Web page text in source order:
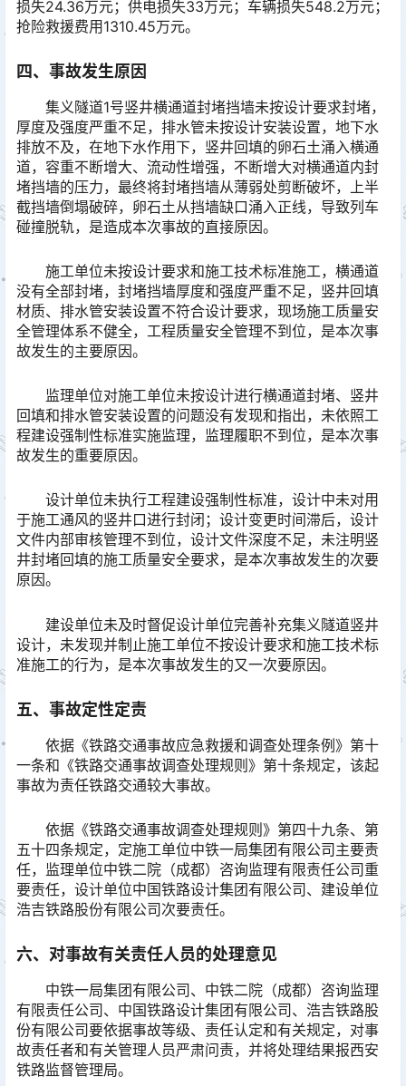
损失24.36万元；供电损失33万元；车辆损失548.2万元；
抢险救援费用1310.45万元。
四、事故发生原因
集义隧道1号竖井横通道封堵挡墙未按设计要求封堵，
厚度及强度严重不足，排水管未按设计安装设置，地下水
排放不及，在地下水作用下，竖井回填的卵石土涌入横通
道，容重不断增大、流动性增强，不断增大对横通道内封
堵挡墙的压力，最终将封堵挡墙从薄弱处剪断破坏，上半
截挡墙倒塌破碎，卵石土从挡墙缺口涌入正线，导致列车
碰撞脱轨，是造成本次事故的直接原因。
施工单位未按设计要求和施工技术标准施工，横通道
没有全部封堵，封堵挡墙厚度和强度严重不足，竖井回填
材质、排水管安装设置不符合设计要求，现场施工质量安
全管理体系不健全，工程质量安全管理不到位，是本次事
故发生的主要原因。
监理单位对施工单位未按设计进行横通道封堵、竖井
回填和排水管安装设置的问题没有发现和指出，未依照工
程建设强制性标准实施监理，监理履职不到位，是本次事
故发生的重要原因。
设计单位未执行工程建设强制性标准，设计中未对用
于施工通风的竖井口进行封闭；设计变更时间滞后，设计
文件内部审核管理不到位，设计文件深度不足，未注明竖
井封堵回填的施工质量安全要求，是本次事故发生的次要
原因。
建设单位未及时督促设计单位完善补充集义隧道竖井
设计，未发现并制止施工单位不按设计要求和施工技术标
准施工的行为，是本次事故发生的又一次要原因。
五、事故定性定责
依据《铁路交通事故应急救援和调查处理条例》第十
一条和《铁路交通事故调查处理规则》第十条规定，该起
事故为责任铁路交通较大事故。
依据《铁路交通事故调查处理规则》第四十九条、第
五十四条规定，定施工单位中铁一局集团有限公司主要责
任，监理单位中铁二院（成都）咨询监理有限责任公司重
要责任，设计单位中国铁路设计集团有限公司、建设单位
浩吉铁路股份有限公司次要责任。
六、对事故有关责任人员的处理意见
中铁一局集团有限公司、中铁二院（成都）咨询监理
有限责任公司、中国铁路设计集团有限公司、浩吉铁路股
份有限公司要依据事故等级、责任认定和有关规定，对事
故责任者和有关管理人员严肃问责，并将处理结果报西安
铁路监督管理局。